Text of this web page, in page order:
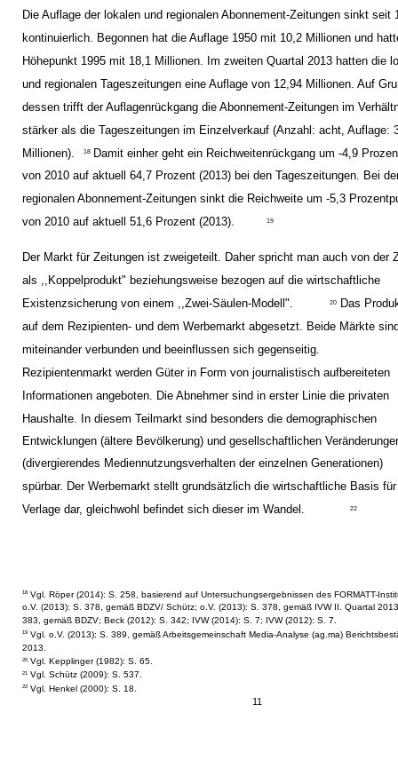
11
Die Auflage der lokalen und regionalen Abonnement-Zeitungen sinkt seit
kontinuierlich. Begonnen hat die Auflage 1950 mit 10,2 Millionen und
Höhepunkt 1995 mit 18,1 Millionen. Im zweiten Quartal 2013 hatten die
und regionalen Tageszeitungen eine Auflage von 12,94 Millionen. Auf
dessen trifft der Auflagenrückgang die Abonnement-Zeitungen im
stärker als die Tageszeitungen im Einzelverkauf (Anzahl: acht, Auflage:
Millionen).
18 Damit einher geht ein Reichweitenrückgang um -4,9
von 2010 auf aktuell 64,7 Prozent (2013) bei den Tageszeitungen. Bei
regionalen Abonnement-Zeitungen sinkt die Reichweite um -5,3
von 2010 auf aktuell 51,6 Prozent (2013).
19
Der Markt für Zeitungen ist zweigeteilt. Daher spricht man auch von der
als ,,Koppelprodukt" beziehungsweise bezogen auf die wirtschaftliche
Existenzsicherung von einem ,,Zwei-Säulen-Modell".
20
Das
auf dem Rezipienten- und dem Werbemarkt abgesetzt. Beide Märkte
miteinander verbunden und beeinflussen sich gegenseitig.
Rezipientenmarkt werden Güter in Form von journalistisch aufbereiteten
Informationen angeboten. Die Abnehmer sind in erster Linie die privaten
Haushalte. In diesem Teilmarkt sind besonders die demographischen
Entwicklungen (ältere Bevölkerung) und gesellschaftlichen
(divergierendes Mediennutzungsverhalten der einzelnen Generationen)
spürbar. Der Werbemarkt stellt grundsätzlich die wirtschaftliche Basis
Verlage dar, gleichwohl befindet sich dieser im Wandel.
22
18 Vgl. Röper (2014): S. 258, basierend auf Untersuchungsergebnissen des FORMATT-
o.V. (2013): S. 378, gemäß BDZV/ Schütz; o.V. (2013): S. 378, gemäß IVW II. Quartal
383, gemäß BDZV; Beck (2012): S. 342; IVW (2014): S. 7; IVW (2012): S. 7.
19 Vgl. o.V. (2013): S. 389, gemäß Arbeitsgemeinschaft Media-Analyse (ag.ma)
2013.
20 Vgl. Kepplinger (1982): S. 65.
21 Vgl. Schütz (2009): S. 537.
22 Vgl. Henkel (2000): S. 18.